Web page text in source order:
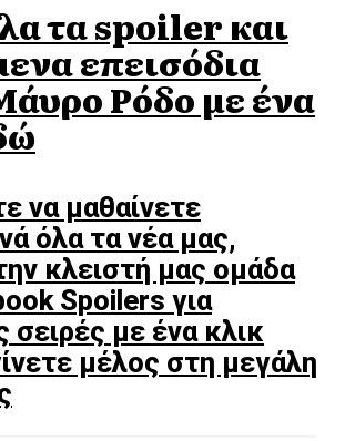
τα spoiler και
επεισόδια
Ρόδο με ένα
να μαθαίνετε
όλα τα νέα μας,
κλειστή μας ομάδα
Spoilers για
σειρές με ένα κλικ
μέλος στη μεγάλη